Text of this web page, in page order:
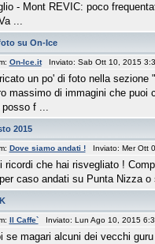
- Mont REVIC: poco
...
su On-Ice
On-Ice.itInviato: Sab Ott 10, 2015
un po' di foto nella
massimo di immagini che puoi
posso f ...
2015
Dove siamo andati !Inviato: Mer Ott
ricordi che hai risvegliato !
caso andati su Punta Nizza
Il Caffe`Inviato: Lun Ago 10, 2015
se magari alcuni dei vecchi